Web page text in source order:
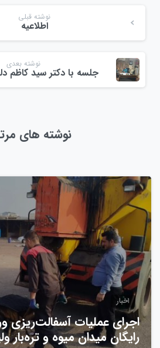
نوشته قبلی
اطلاعیه
نوشته بعدی
نوشته های
اخبار
اجرای عملیات آسفالت‌ریزی
رایگان میدان میوه و تره‌بار